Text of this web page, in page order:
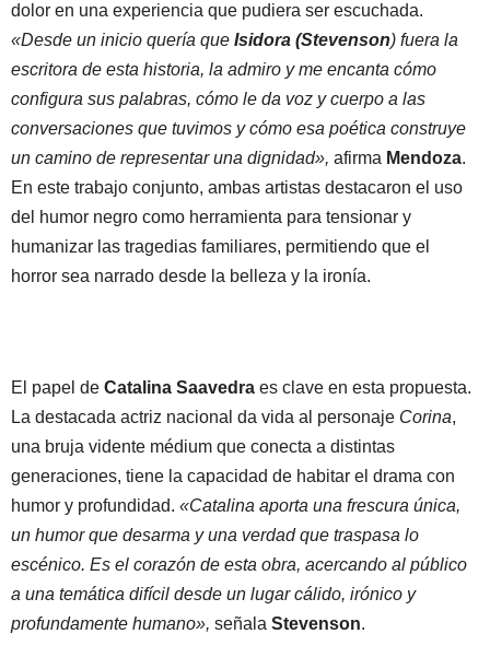
dolor en una experiencia que pudiera ser escuchada.
«Desde un inicio quería que Isidora (Stevenson) fuera la
escritora de esta historia, la admiro y me encanta cómo
configura sus palabras, cómo le da voz y cuerpo a las
conversaciones que tuvimos y cómo esa poética construye
un camino de representar una dignidad», afirma Mendoza.
En este trabajo conjunto, ambas artistas destacaron el uso
del humor negro como herramienta para tensionar y
humanizar las tragedias familiares, permitiendo que el
horror sea narrado desde la belleza y la ironía.
El papel de Catalina Saavedra es clave en esta propuesta.
La destacada actriz nacional da vida al personaje Corina,
una bruja vidente médium que conecta a distintas
generaciones, tiene la capacidad de habitar el drama con
humor y profundidad. «Catalina aporta una frescura única,
un humor que desarma y una verdad que traspasa lo
escénico. Es el corazón de esta obra, acercando al público
a una temática difícil desde un lugar cálido, irónico y
profundamente humano», señala Stevenson.